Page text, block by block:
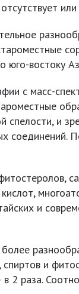
или
юго-востоку
с масс-
спелости, и
соединений.
и
и
2 раза.